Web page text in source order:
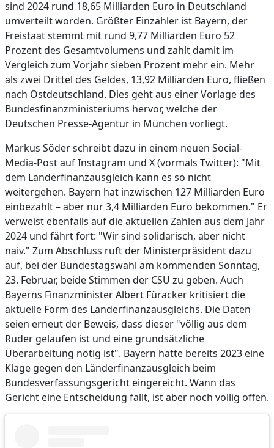
sind 2024 rund 18,65 Milliarden Euro in Deutschland
umverteilt worden. Größter Einzahler ist Bayern, der
Freistaat stemmt mit rund 9,77 Milliarden Euro 52
Prozent des Gesamtvolumens und zahlt damit im
Vergleich zum Vorjahr sieben Prozent mehr ein. Mehr
als zwei Drittel des Geldes, 13,92 Milliarden Euro, fließen
nach Ostdeutschland. Dies geht aus einer Vorlage des
Bundesfinanzministeriums hervor, welche der
Deutschen Presse-Agentur in München vorliegt.
Markus Söder schreibt dazu in einem neuen Social-
Media-Post auf Instagram und X (vormals Twitter): "Mit
dem Länderfinanzausgleich kann es so nicht
weitergehen. Bayern hat inzwischen 127 Milliarden Euro
einbezahlt – aber nur 3,4 Milliarden Euro bekommen." Er
verweist ebenfalls auf die aktuellen Zahlen aus dem Jahr
2024 und fährt fort: "Wir sind solidarisch, aber nicht
naiv." Zum Abschluss ruft der Ministerpräsident dazu
auf, bei der Bundestagswahl am kommenden Sonntag,
23. Februar, beide Stimmen der CSU zu geben. Auch
Bayerns Finanzminister Albert Füracker kritisiert die
aktuelle Form des Länderfinanzausgleichs. Die Daten
seien erneut der Beweis, dass dieser "völlig aus dem
Ruder gelaufen ist und eine grundsätzliche
Überarbeitung nötig ist". Bayern hatte bereits 2023 eine
Klage gegen den Länderfinanzausgleich beim
Bundesverfassungsgericht eingereicht. Wann das
Gericht eine Entscheidung fällt, ist aber noch völlig offen.